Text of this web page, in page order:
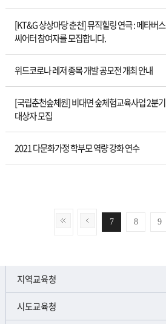
[KT&G 상상마당 춘천] 뮤직힐링 연극 : 메타버스
씨어터 참여자를 모집합니다.
위드코로나 레저 종목 개발 공모전 개최 안내
[국립춘천숲체원] 비대면 숲체험교육사업 2분기
대상자 모집
2021 다문화가정 학부모 역량 강화 연수
7 8 9
지역교육청
시도교육청